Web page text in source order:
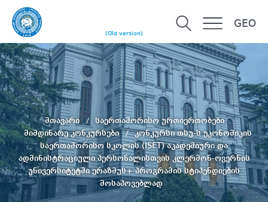
(Old version)
GEO
მთავარი
საერთაშორისო ურთიერთობები
მიმდინარე კონკურსები
კონკურსი თსუ-ს ეკონომიკის
საერთაშორისო სკოლის (ISET) აკადემიური და
ადმინისტრაციული პერსონალისთვის კლერმონ-ოვერნის
უნივერსიტეტში ერაზმუს+ პროგრამის სტიპენდიების
მოსაპოვებლად